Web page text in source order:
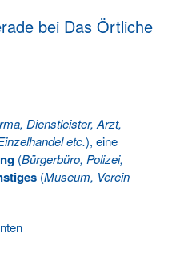
bei Das Örtliche
Dienstleister, Arzt,
etc.), eine
(Bürgerbüro, Polizei,
(Museum, Verein